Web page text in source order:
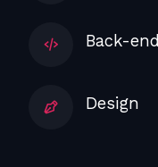
Back-end
Design